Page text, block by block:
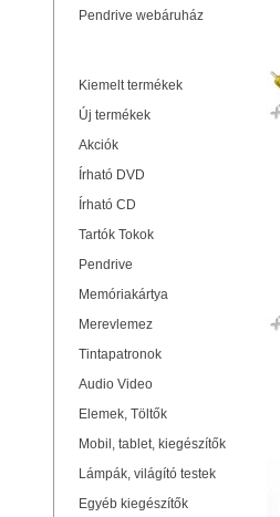
Pendrive webáruház
Kiemelt termékek
Új termékek
Akciók
Írható DVD
Írható CD
Tartók Tokok
Pendrive
Memóriakártya
Merevlemez
Tintapatronok
Audio Video
Elemek, Töltők
Mobil, tablet, kiegészítők
Lámpák, világító testek
Egyéb kiegészítők